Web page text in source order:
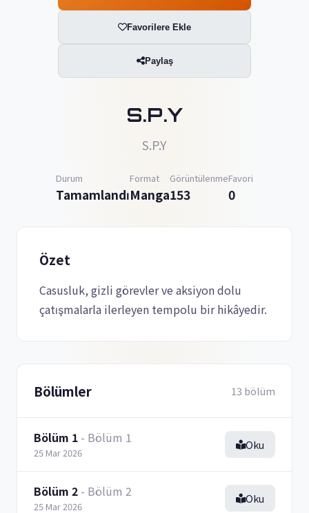
Favorilere Ekle
Paylaş
S.P.Y
S.P.Y
Durum
Tamamlandı
Format
Manga
Görüntülenme
153
Favori
0
Özet
Casusluk, gizli görevler ve aksiyon dolu
çatışmalarla ilerleyen tempolu bir hikâyedir.
Bölümler 13 bölüm
Bölüm 1 - Bölüm 1
25 Mar 2026
Oku
Bölüm 2 - Bölüm 2
25 Mar 2026
Oku